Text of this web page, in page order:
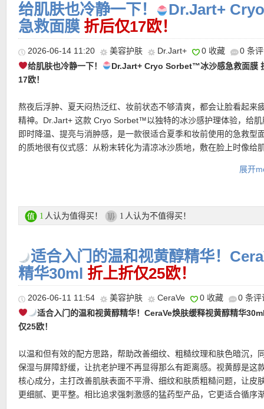
★ 邮费：全场满30欧德国境内免邮（普通快递），可直邮瑞士、荷
地利等地区，邮费详情请参考网站信息。
★ 退货：14天内无理由退货
★ 【Lookfantastic网站中文图文购物教程点击此处
轻盈好吸收的红腰子精华小样，帮助提升肌肤稳定度和弹润感。含
因、山茶花提取物和甘油，兼顾保湿、平衡和细腻肤感，适合换季
维稳使用。
Overnight Firming Treatment N 15ml
夜间紧致修护面霜，质地更丰润，适合晚上集中滋养。它主打改善
惫和干燥感，含有角鲨烷、咖啡因和人参根提取物，第二天肌肤看
Uplifting & Firming Eye Cream 3ml
紧致眼霜小样，针对眼周细纹、暗沉和疲惫感。配方中含有维生素
眼周看起来更平滑、更年轻。
★ 可用75折优惠码：ESTUDIANTESESP，亲测有效！
★ 邮费：全场满30欧德国境内免邮（普通快递），可直邮瑞士、荷
★ 退货：14天内无理由退货
★ 【 Lookfantastic网站中文图文购物教程点击此处】
给肌肤也冷静一下！
Dr.Jart+
急救面膜 折后仅17欧！
2026-06-14 11:20 美容护肤 Dr.Jart+ 0 收藏
0 条
给肌肤也冷静一下！
Dr.Jart+ Cryo Sorbet™冰沙感急救面膜
17欧！
熬夜后浮肿、夏天闷热泛红、妆前状态不够清爽，都会让脸看起来
精神。Dr.Jart+ 这款 Cryo Sorbet™以独特的冰沙感护理体验，给肌
即时降温、提亮与消肿感，是一款很适合夏季和妆前使用的急救型
的质地很有仪式感：从粉末转化为清凉冰沙质地，敷在脸上时像给
让肌肤看起来更平滑、更明亮，也更适合后续上妆。配方中加入维
感，或重要场合前想让脸更紧致清爽的人来说，都会很实用。
更多Dr. Jart+品牌活动链接在此
★ 可用75折优惠码：ESTUDIANTESESP，亲测有效！
展开
1 人认为值得买！ 1 人认为不值得买！
适合入门的温和视黄醇精华！
精华30ml 折上折仅25欧！
2026-06-11 11:54 美容护肤 CeraVe 0 收藏
0 条评
适合入门的温和视黄醇精华！CeraVe焕肤缓释视黄醇精华
仅25欧！
以温和但有效的配方思路，帮助改善细纹、粗糙纹理和肤色暗沉，
保湿与屏障舒缓，让抗老护理不再显得那么有距离感。视黄醇是这
核心成分，主打改善肌肤表面不平滑、细纹和肤质粗糙问题，让皮
更细腻、更平整。相比追求强刺激感的猛药型产品，它更适合循序